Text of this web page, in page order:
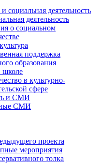
социальная деятельность
деятельность
о социальном
поддержка
образования
школе
в культурно-
сфере
и СМИ
СМИ
проекта
мероприятия
толка